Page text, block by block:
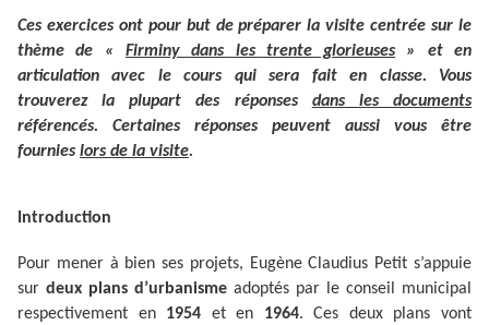
Ces exercices ont pour but de préparer la visite centrée sur le
thème de « Firminy dans les trente glorieuses » et en
articulation avec le cours qui sera fait en classe. Vous
trouverez la plupart des réponses dans les documents
référencés. Certaines réponses peuvent aussi vous être
fournies lors de la visite.
Introduction
Pour mener à bien ses projets, Eugène Claudius Petit s’appuie
sur deux plans d’urbanisme adoptés par le conseil municipal
respectivement en 1954 et en 1964. Ces deux plans vont